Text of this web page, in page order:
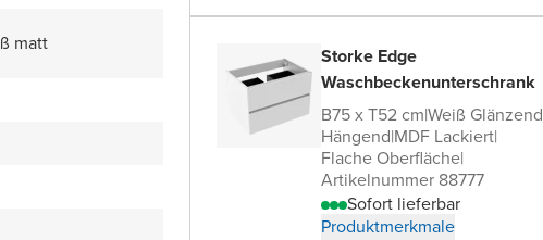
matt
Storke Edge
Waschbeckenunterschrank
B75 x T52 cm|Weiß Glänzend
Hängend|MDF Lackiert|
Flache Oberfläche|
Artikelnummer 88777
Sofort lieferbar
Produktmerkmale